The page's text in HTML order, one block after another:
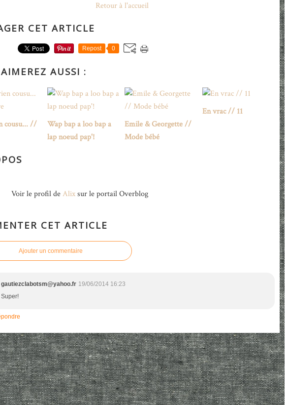
Retour à l'accueil
CET ARTICLE
Repost 0
AUSSI :
cousu... //
Wap bap a loo bap a
lap noeud pap'!
Emile & Georgette //
Mode bébé
En vrac // 11
Voir le profil deAlixsur le portail Overblog
CET ARTICLE
Ajouter un commentaire
gautiezclabotsm@yahoo.fr 19/06/2014 16:23
Super!